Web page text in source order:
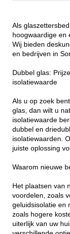
Als
hoogwaardige en
Wij bieden
en bedrijven in
Dubbel glas:
isolatiewaarde
Als u op zoek
glas, dan wilt u
isolatiewaarde
dubbel en
isolatiewaarden.
juiste oplossing
Waarom nieuwe
Het plaatsen van
voordelen, zoals
geluidsisolatie en
zoals hogere
uiterlijk van uw